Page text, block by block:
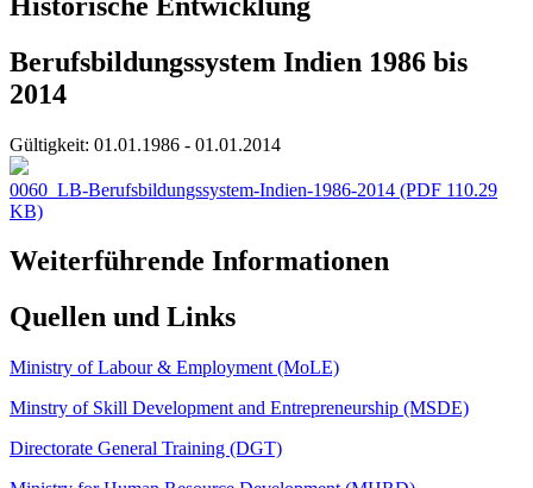
Berufsbildungssystem Indien 1986 bis
2014
Gültigkeit: 01.01.1986 - 01.01.2014
0060_LB-Berufsbildungssystem-Indien-1986-2014 (PDF 110.29
KB)
Weiterführende Informationen
Quellen und Links
Ministry of Labour & Employment (MoLE)
Minstry of Skill Development and Entrepreneurship (MSDE)
Directorate General Training (DGT)